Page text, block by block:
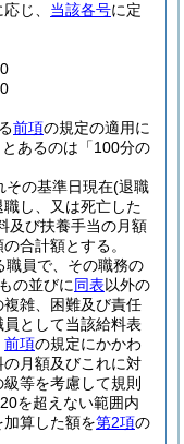
じ、 当該各号に定
前項の規定の適用に
あるのは「100分の
その基準日現在(退職
し、又は死亡した
及び扶養手当の月額
合計額とする。
職員で、その職務の
の並びに同表以外の
雑、困難及び責任
として当該給料表
前項の規定にかかわ
月額及びこれに対
等を考慮して規則
を超えない範囲内
算した額を第2項の